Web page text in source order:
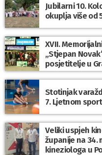
Jubilarni 10.
okuplja više od
XVII.
„Stjepan
posjetitelje u
Stotinjak
7. Ljetnom
Veliki uspjeh
županije na 34.
kineziologa u